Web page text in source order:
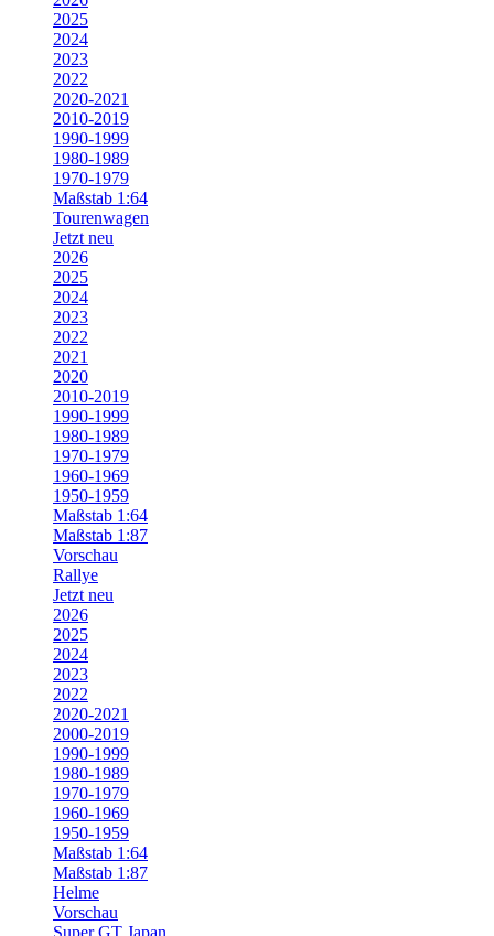
2025
2024
2023
2022
2020-2021
2010-2019
1990-1999
1980-1989
1970-1979
Maßstab 1:64
Tourenwagen
Jetzt neu
2026
2025
2024
2023
2022
2021
2020
2010-2019
1990-1999
1980-1989
1970-1979
1960-1969
1950-1959
Maßstab 1:64
Maßstab 1:87
Vorschau
Rallye
Jetzt neu
2026
2025
2024
2023
2022
2020-2021
2000-2019
1990-1999
1980-1989
1970-1979
1960-1969
1950-1959
Maßstab 1:64
Maßstab 1:87
Helme
Vorschau
Super GT Japan